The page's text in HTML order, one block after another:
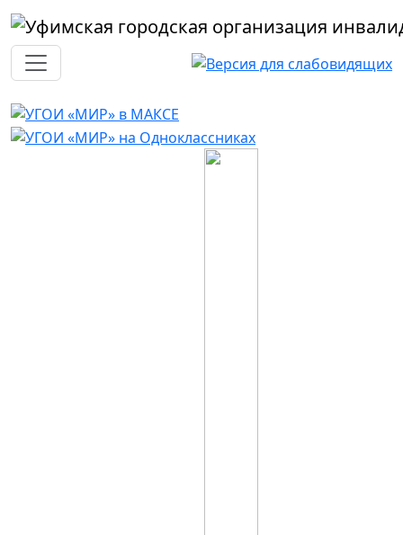
Перейти к основному содержанию